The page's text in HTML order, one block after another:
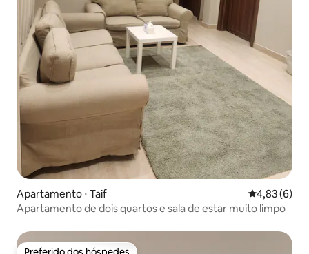
Apartamento ⋅ Taif 4,83 de uma
4,83 (6)
Apartamento de dois quartos e sala de estar muito limpo